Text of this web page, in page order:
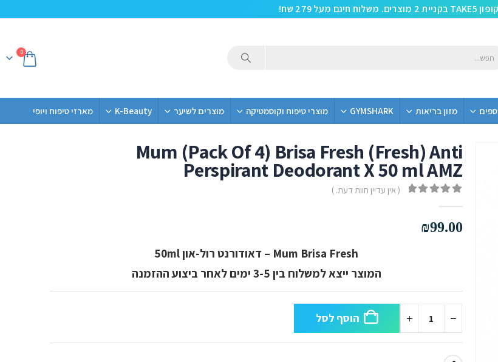
0
מזון בריאות GYMSHARK מוצרי טיפוח וקוסמטיקה מוצרים לשיער K-Beauty מארזי טיפוח ויופי
Mum (Pack Of 4) Brisa Fresh (Fresh) Anti
Perspirant Deodorant X 50 ml AMZ
( אין עדיין חוות דעת. )
₪99.00
Mum Brisa Fresh – דאודורנט רול-און 50ml
המוצר ייצא למשלוח בין 3-5 ימים לאחר ביצוע ההזמנה
הוסף לסל